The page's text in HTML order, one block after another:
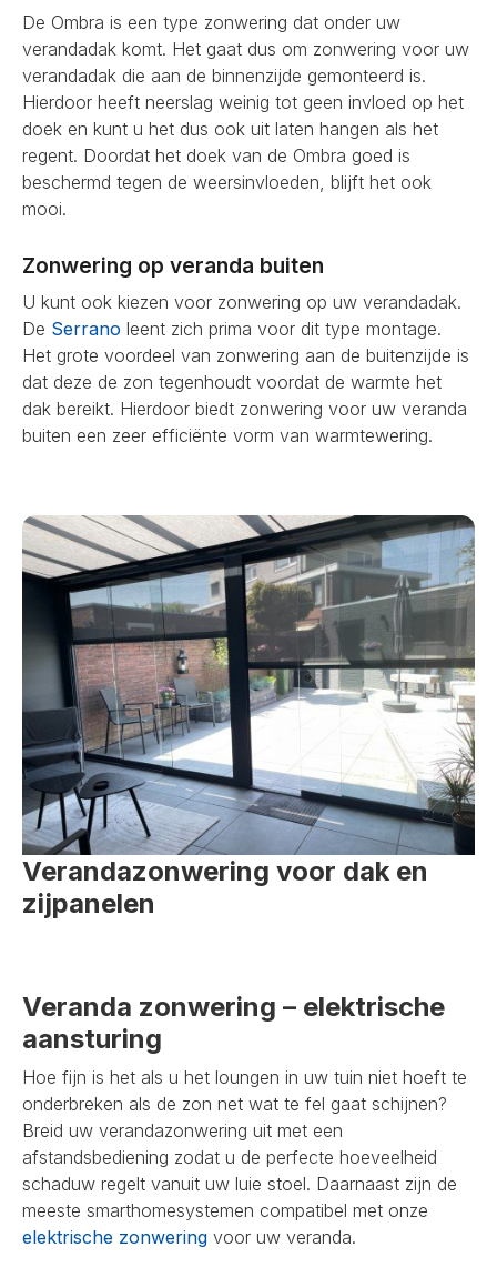
De Ombra is een type zonwering dat onder uw
verandadak komt. Het gaat dus om zonwering voor uw
verandadak die aan de binnenzijde gemonteerd is.
Hierdoor heeft neerslag weinig tot geen invloed op het
doek en kunt u het dus ook uit laten hangen als het
regent. Doordat het doek van de Ombra goed is
beschermd tegen de weersinvloeden, blijft het ook
mooi.
Zonwering op veranda buiten
U kunt ook kiezen voor zonwering op uw verandadak.
De Serrano leent zich prima voor dit type montage.
Het grote voordeel van zonwering aan de buitenzijde is
dat deze de zon tegenhoudt voordat de warmte het
dak bereikt. Hierdoor biedt zonwering voor uw veranda
buiten een zeer efficiënte vorm van warmtewering.
Verandazonwering voor dak en
zijpanelen
Veranda zonwering – elektrische
aansturing
Hoe fijn is het als u het loungen in uw tuin niet hoeft te
onderbreken als de zon net wat te fel gaat schijnen?
Breid uw verandazonwering uit met een
afstandsbediening zodat u de perfecte hoeveelheid
schaduw regelt vanuit uw luie stoel. Daarnaast zijn de
meeste smarthomesystemen compatibel met onze
elektrische zonwering voor uw veranda.